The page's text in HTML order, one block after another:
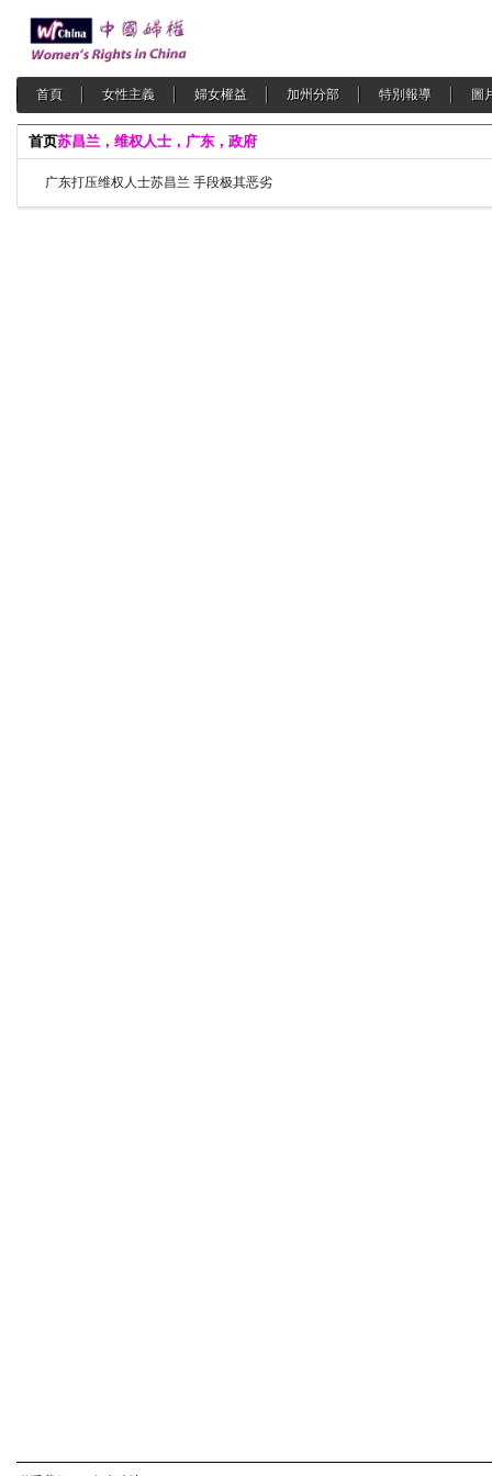
首頁 女性主義 婦女權益 加州分部 特別報導 圖
首页苏昌兰，维权人士，广东，政府
广东打压维权人士苏昌兰 手段极其恶劣